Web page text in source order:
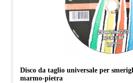
Disco da taglio universale per
marmo-pietra